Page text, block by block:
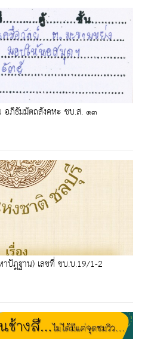
ภิธัมมัตถสังคหะ ชบ.ส. ๑๓
ปัฎฐาน) เลขที่ ชบ.บ.19/1-2